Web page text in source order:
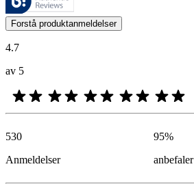
Kundenes meninger i form av produkt- og
Forstå produktanmeldelser
4.7
av 5
530
Anmeldelser
95%